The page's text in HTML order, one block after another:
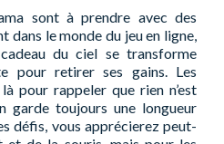
sont à prendre avec des
dans le monde du jeu en ligne,
du ciel se transforme
pour retirer ses gains. Les
pour rappeler que rien n’est
garde toujours une longueur
défis, vous apprécierez peut-